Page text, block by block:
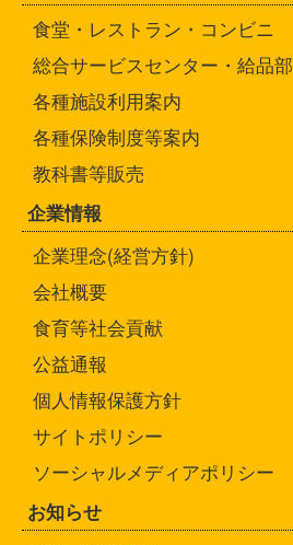
食堂・レストラン・コンビニ
総合サービスセンター・給品部
各種施設利用案内
各種保険制度等案内
教科書等販売
企業情報
企業理念(経営方針)
会社概要
食育等社会貢献
公益通報
個人情報保護方針
サイトポリシー
ソーシャルメディアポリシー
お知らせ